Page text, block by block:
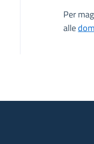
Per
alle